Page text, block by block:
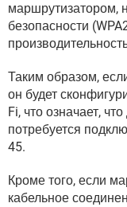
маршрутизатором,
безопасности
Таким образом,
он будет
Fi, что означает,
потребуется
45.
Кроме того, если
кабельное